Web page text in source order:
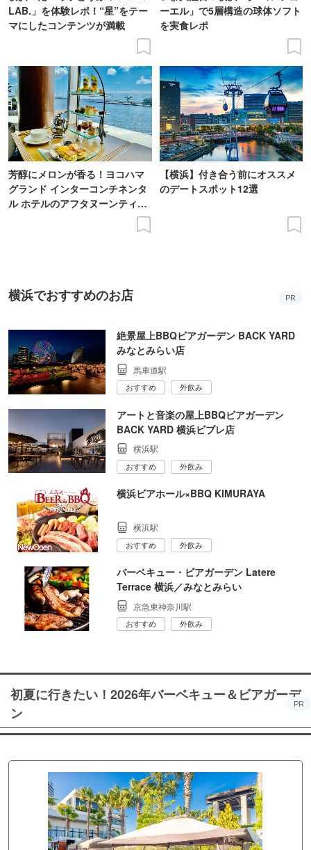
LAB.」を体験レポ！“星”をテー
マにしたコンテンツが満載
ーエル」で5層構造の球体ソフト
を実食レポ
芳醇にメロンが香る！ヨコハマ
グランド インターコンチネンタ
ル ホテルのアフタヌーンティー
【横浜】付き合う前にオススメ
のデートスポット12選
横浜でおすすめのお店 PR
絶景屋上BBQビアガーデン BACK YARD
みなとみらい店
馬車道駅
おすすめ 外飲み
アートと音楽の屋上BBQビアガーデン
BACK YARD 横浜ビブレ店
横浜駅
おすすめ 外飲み
横浜ビアホール×BBQ KIMURAYA
横浜駅
おすすめ 外飲み
バーベキュー・ビアガーデン Latere
Terrace 横浜／みなとみらい
京急東神奈川駅
おすすめ 外飲み
初夏に行きたい！2026年バーベキュー＆ビアガーデ
ン
PR